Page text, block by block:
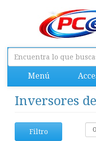
Menú
Inversores
Filtro